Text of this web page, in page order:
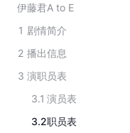
伊藤君A to E
1 剧情简介
2 播出信息
3 演职员表
3.1 演员表
3.2职员表